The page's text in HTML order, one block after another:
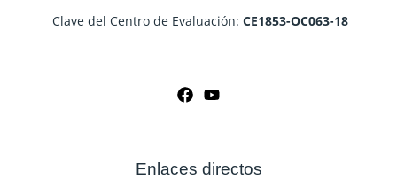
Clave del Centro de Evaluación: CE1853-OC063-18
Enlaces directos